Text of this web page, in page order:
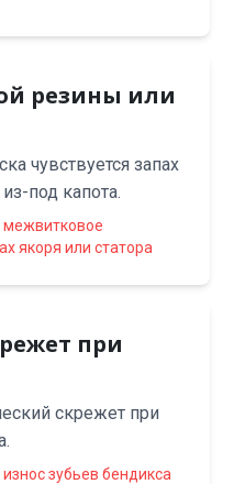
резины или
чувствуется запах
под капота.
межвитковое
якоря или статора
при
скрежет при
износ зубьев бендикса